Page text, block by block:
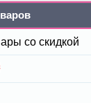
со скидкой